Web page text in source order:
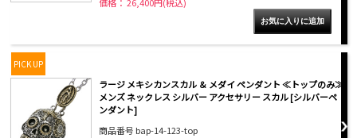
PICK UP
ラージ メキシカンスカル ＆ メダイ ペンダント ≪トップのみ≫
メンズ ネックレス シルバー アクセサリー スカル [シルバーペ
ンダント]
商品番号 bap-14-123-top